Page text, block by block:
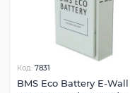
Код: 7831
BMS Eco Battery E-Wall